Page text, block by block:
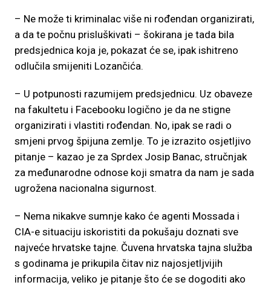
– Ne može ti kriminalac više ni rođendan organizirati,
a da te počnu prisluškivati – šokirana je tada bila
predsjednica koja je, pokazat će se, ipak ishitreno
odlučila smijeniti Lozančića.
– U potpunosti razumijem predsjednicu. Uz obaveze
na fakultetu i Facebooku logično je da ne stigne
organizirati i vlastiti rođendan. No, ipak se radi o
smjeni prvog špijuna zemlje. To je izrazito osjetljivo
pitanje – kazao je za Sprdex Josip Banac, stručnjak
za međunarodne odnose koji smatra da nam je sada
ugrožena nacionalna sigurnost.
– Nema nikakve sumnje kako će agenti Mossada i
CIA-e situaciju iskoristiti da pokušaju doznati sve
najveće hrvatske tajne. Čuvena hrvatska tajna služba
s godinama je prikupila čitav niz najosjetljvijih
informacija, veliko je pitanje što će se dogoditi ako